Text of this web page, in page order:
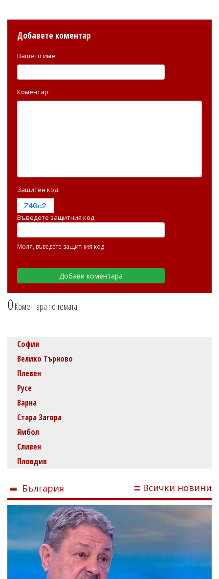
0Коментара по темата
Добавете коментар
Вашето име:
Коментар:
Защитен код:
Въведете защитния код:
Моля, въведете защитния код
София
Велико Търново
Плевен
Русе
Варна
Стара Загора
Ямбол
Сливен
Пловдив
България Всички новини